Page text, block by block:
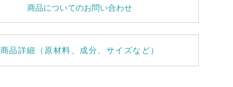
商品についてのお問い合わせ
商品詳細（原材料、成分、サイズなど）